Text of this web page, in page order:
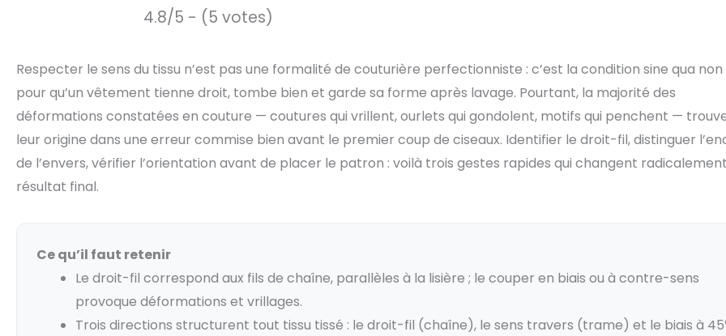
4.8/5 - (5 votes)
Respecter le sens du tissu n’est pas une formalité de couturière perfectionniste : c’est la condition sine qua non
pour qu’un vêtement tienne droit, tombe bien et garde sa forme après lavage. Pourtant, la majorité des
déformations constatées en couture — coutures qui vrillent, ourlets qui gondolent, motifs qui penchent —
leur origine dans une erreur commise bien avant le premier coup de ciseaux. Identifier le droit-fil, distinguer
de l’envers, vérifier l’orientation avant de placer le patron : voilà trois gestes rapides qui changent
résultat final.
Ce qu’il faut retenir
Le droit-fil correspond aux fils de chaîne, parallèles à la lisière ; le couper en biais ou à contre-sens
provoque déformations et vrillages.
Trois directions structurent tout tissu tissé : le droit-fil (chaîne), le sens travers (trame) et le biais à